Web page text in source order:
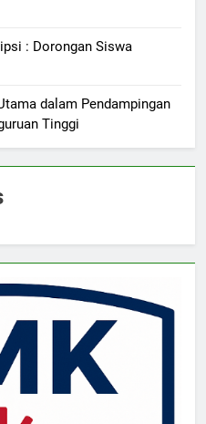
: Dorongan Siswa
dalam Pendampingan
Tinggi